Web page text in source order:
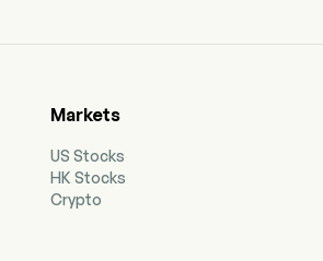
Markets
US Stocks
HK Stocks
Crypto